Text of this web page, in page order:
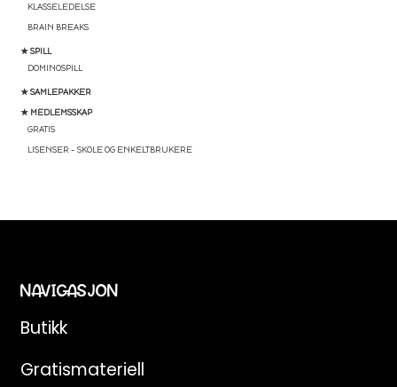
KLASSELEDELSE
BRAIN BREAKS
★ SPILL
DOMINOSPILL
★ SAMLEPAKKER
★ MEDLEMSSKAP
GRATIS
LISENSER – SKOLE OG ENKELTBRUKERE
NAVIGASJON
Butikk
Gratismateriell